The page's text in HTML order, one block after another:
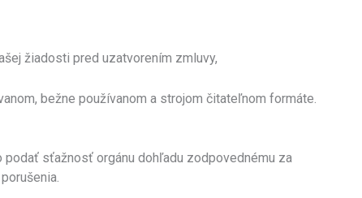
žiadosti pred uzatvorením zmluvy,
bežne používanom a strojom čitateľnom formáte.
podať sťažnosť orgánu dohľadu zodpovednému za